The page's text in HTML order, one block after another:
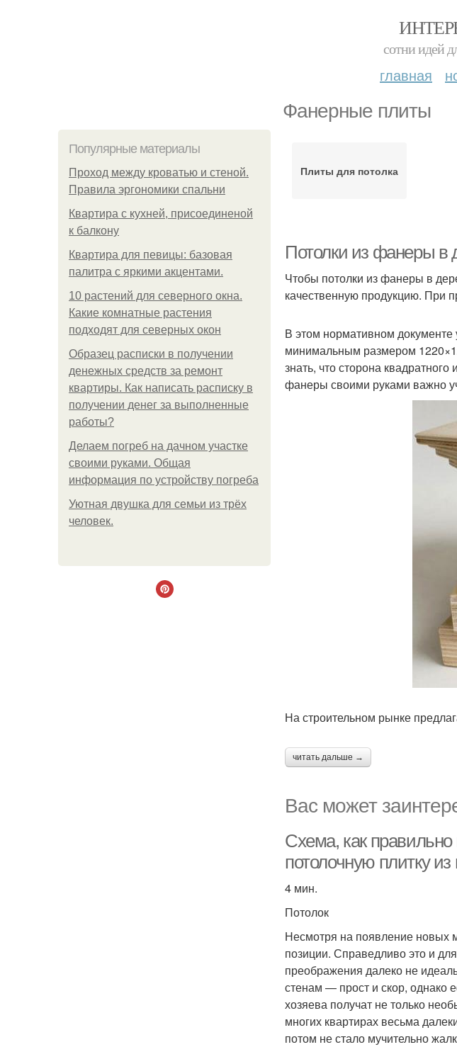
сотни идей
главная
Фанерные плиты
Популярные материалы
Проход между кроватью и стеной.
Правила эргономики спальни
Квартира с кухней, присоединеной
к балкону
Квартира для певицы: базовая
палитра с яркими акцентами.
10 растений для северного окна.
Какие комнатные растения
подходят для северных окон
Образец расписки в получении
денежных средств за ремонт
квартиры. Как написать расписку в
получении денег за выполненные
работы?
Делаем погреб на дачном участке
своими руками. Общая
информация по устройству погреба
Уютная двушка для семьи из трёх
человек.
Плиты для потолка
Потолки из фанеры в
Чтобы потолки из фанеры в
качественную продукцию. При
В этом нормативном
минимальным размером
знать, что сторона
фанеры своими руками важно
На строительном рынке
читать дальше →
Вас может
Схема, как правильно
потолочную плитку
4 мин.
Потолок
Несмотря на появление новых
позиции. Справедливо это и
преображения далеко не
стенам — прост и скор, однако
хозяева получат не только
многих квартирах весьма
потом не стало мучительно